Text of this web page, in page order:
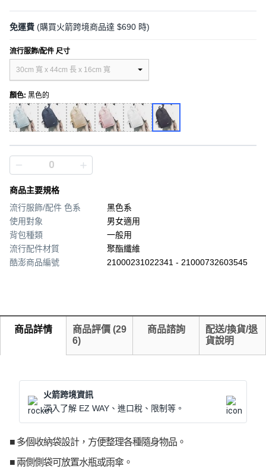
免運費 (購買火箭跨境商品達 $690 時)
流行服飾/配件 尺寸
30cm 寬 x 44cm 長 x 16cm 寬
顏色: 黑色的
商品主要規格
流行服飾/配件 色系
黑色系
使用對象
男女適用
背包種類
一般用
流行配件材質
聚酯纖維
酷澎商品編號
21000231022341 - 21000732603545
商品詳情 商品評價 (29
6)
商品諮詢
配送/換貨/退
貨說明
火箭跨境資訊
深入了解 EZ WAY、進口稅、限制等。
■ 多個收納袋設計，方便整理各種隨身物品。
■ 兩側側袋可放置水瓶或雨傘。